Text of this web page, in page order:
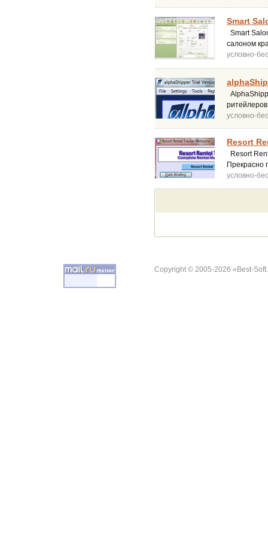
Smart
Smart
салоном
условно-
условно-
Resort
Resort
Прекрасно
условно-
Copyright © 2005-2026 «Best-